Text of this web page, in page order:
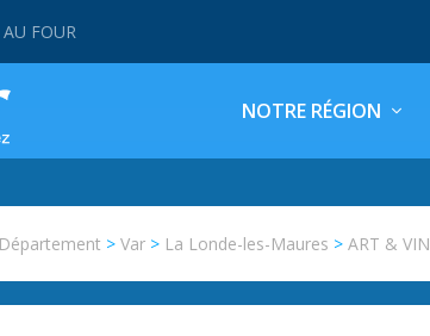
FOUR
NOTRE RÉGION
Département >Var > La Londe-les-Maures >ART & VIN